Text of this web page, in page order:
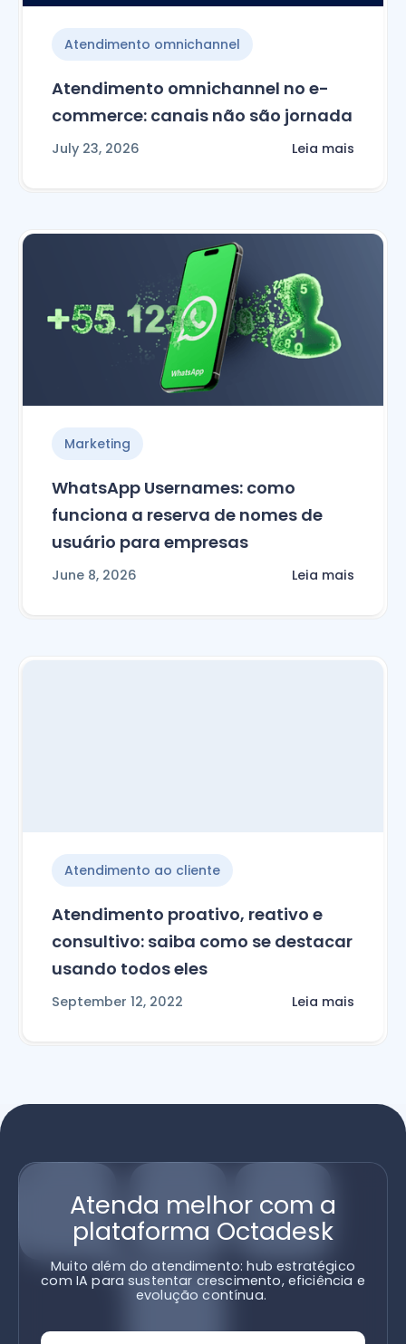
Atendimento omnichannel
Atendimento omnichannel no e-
commerce: canais não são jornada
July 23, 2026 Leia mais
Marketing
WhatsApp Usernames: como
funciona a reserva de nomes de
usuário para empresas
June 8, 2026 Leia mais
Atendimento ao cliente
Atendimento proativo, reativo e
consultivo: saiba como se destacar
usando todos eles
September 12, 2022 Leia mais
Atenda melhor com a
plataforma Octadesk
Muito além do atendimento: hub estratégico
com IA para sustentar crescimento, eficiência e
evolução contínua.